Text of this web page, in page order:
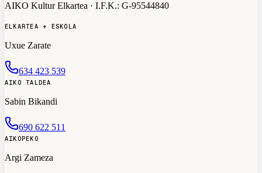
AIKO Kultur Elkartea · I.F.K.: G-95544840
ELKARTEA + ESKOLA
Uxue Zarate
634 423 539
AIKO TALDEA
Sabin Bikandi
690 622 511
AIKOPEKO
Argi Zameza